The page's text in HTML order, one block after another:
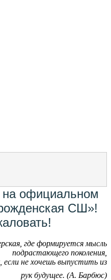
на официальном
СШ»!
где формируется мысль
подрастающего поколения,
если не хочешь выпустить из
рук будущее. (А. Барбюс)